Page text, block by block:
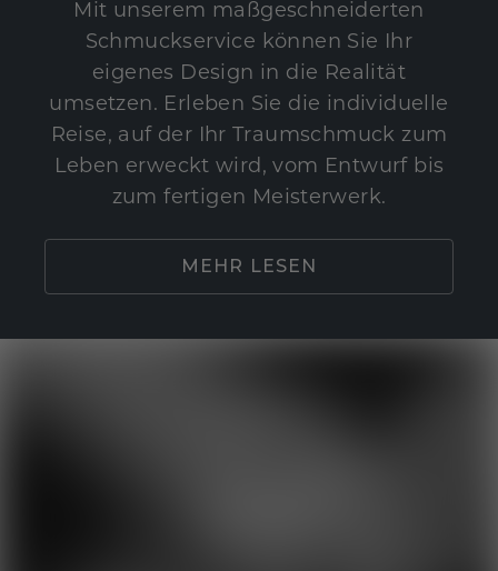
Mit unserem maßgeschneiderten
Schmuckservice können Sie Ihr
eigenes Design in die Realität
umsetzen. Erleben Sie die individuelle
Reise, auf der Ihr Traumschmuck zum
Leben erweckt wird, vom Entwurf bis
zum fertigen Meisterwerk.
MEHR LESEN